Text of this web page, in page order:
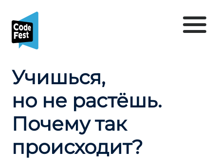
Учишься,
но не растёшь.
Почему так
происходит?